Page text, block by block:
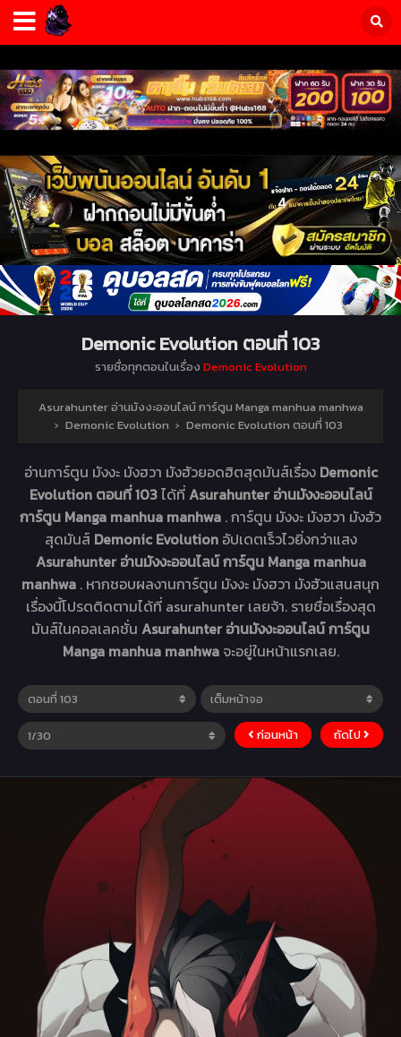
Demonic Evolution ตอนที่ 103
รายชื่อทุกตอนในเรื่อง Demonic Evolution
Asurahunter อ่านมังงะออนไลน์ การ์ตูน Manga manhua manhwa
› Demonic Evolution › Demonic Evolution ตอนที่ 103
อ่านการ์ตูน มังงะ มังฮวา มังฮัวยอดฮิตสุดมันส์เรื่อง Demonic
Evolution ตอนที่ 103ได้ที่Asurahunter อ่านมังงะออนไลน์
การ์ตูน Manga manhua manhwa . การ์ตูน มังงะ มังฮวา มังฮัว
สุดมันส์ Demonic Evolution อัปเดตเร็วไวยิ่งกว่าแสง
Asurahunter อ่านมังงะออนไลน์ การ์ตูน Manga manhua
manhwa . หากชอบผลงานการ์ตูน มังงะ มังฮวา มังฮัวแสนสนุก
เรื่องนี้โปรดติดตามได้ที่ asurahunter เลยจ้า. รายชื่อเรื่องสุด
มันส์ในคอลเลคชั่น Asurahunter อ่านมังงะออนไลน์ การ์ตูน
Manga manhua manhwa จะอยู่ในหน้าแรกเลย.
ก่อนหน้า ถัดไป